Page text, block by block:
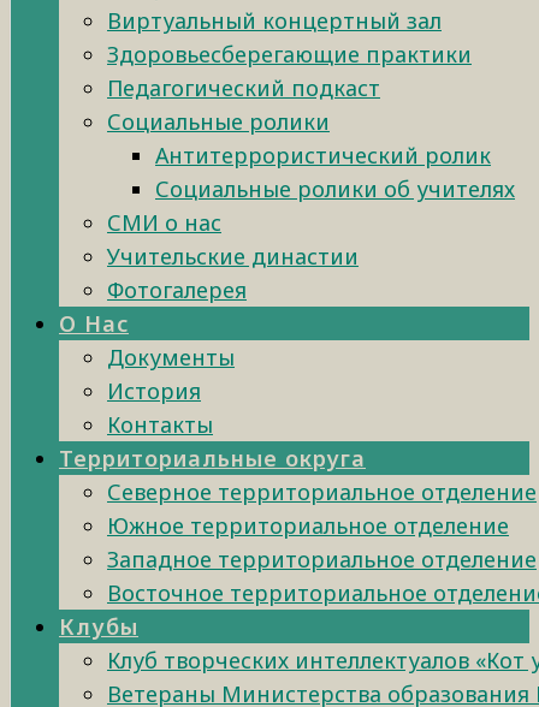
Виртуальный концертный зал
Здоровьесберегающие практики
Педагогический подкаст
Социальные ролики
Антитеррористический ролик
Социальные ролики об учителях
СМИ о нас
Учительские династии
Фотогалерея
О Нас
Документы
История
Контакты
Территориальные округа
Северное территориальное отделение
Южное территориальное отделение
Западное территориальное отделение
Восточное территориальное
Клубы
Клуб творческих интеллектуалов «Кот
Ветераны Министерства образования